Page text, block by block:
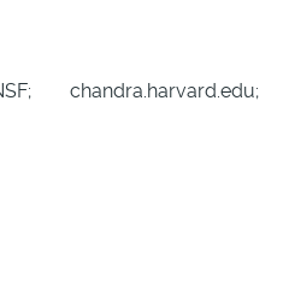
chandra.harvard.edu;